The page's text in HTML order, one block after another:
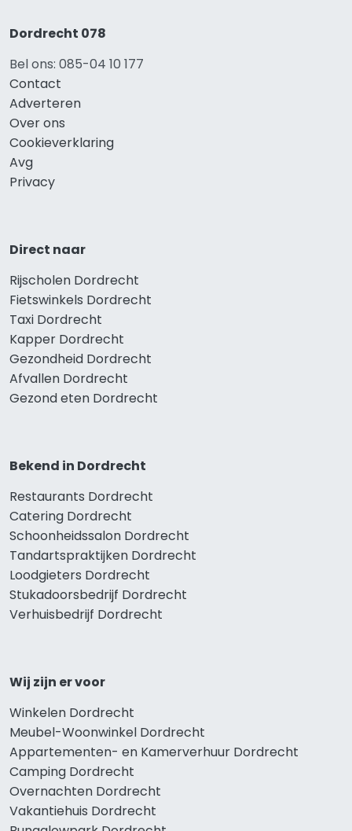
Dordrecht 078
Bel ons: 085-04 10 177
Contact
Adverteren
Over ons
Cookieverklaring
Avg
Privacy
Direct naar
Rijscholen Dordrecht
Fietswinkels Dordrecht
Taxi Dordrecht
Kapper Dordrecht
Gezondheid Dordrecht
Afvallen Dordrecht
Gezond eten Dordrecht
Bekend in Dordrecht
Restaurants Dordrecht
Catering Dordrecht
Schoonheidssalon Dordrecht
Tandartspraktijken Dordrecht
Loodgieters Dordrecht
Stukadoorsbedrijf Dordrecht
Verhuisbedrijf Dordrecht
Wij zijn er voor
Winkelen Dordrecht
Meubel-Woonwinkel Dordrecht
Appartementen- en Kamerverhuur Dordrecht
Camping Dordrecht
Overnachten Dordrecht
Vakantiehuis Dordrecht